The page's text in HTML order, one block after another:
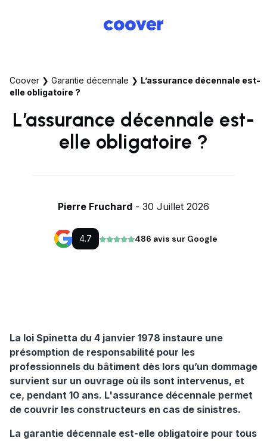
Coover ❯ Garantie décennale ❯ L’assurance décennale est-
elle obligatoire ?
L’assurance décennale est-
elle obligatoire ?
Pierre Fruchard - 30 Juillet 2026
4.7 486 avis sur Google
La loi Spinetta du 4 janvier 1978 instaure une
présomption de responsabilité pour les
professionnels du bâtiment dès lors qu’un dommage
survient sur un ouvrage où ils sont intervenus, et
ce, pendant 10 ans. L'assurance décennale permet
de couvrir les constructeurs en cas de sinistres.
La garantie décennale est-elle obligatoire pour tous